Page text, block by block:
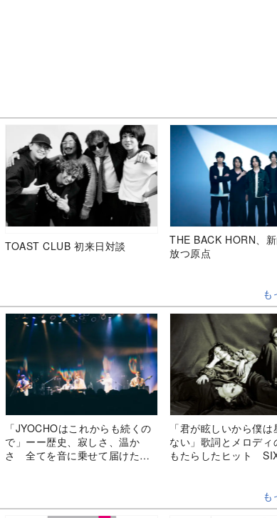
TOAST CLUB 初来日対談
THE BACK HORN、
放つ原点
も
「JYOCHOはこれからも続くの
で」ーー歴史、寂しさ、温か
さ 全てを音に乗せて届けた現
「君が眩しいから僕は
ない」歌詞とメロディ
もたらしたヒット
も